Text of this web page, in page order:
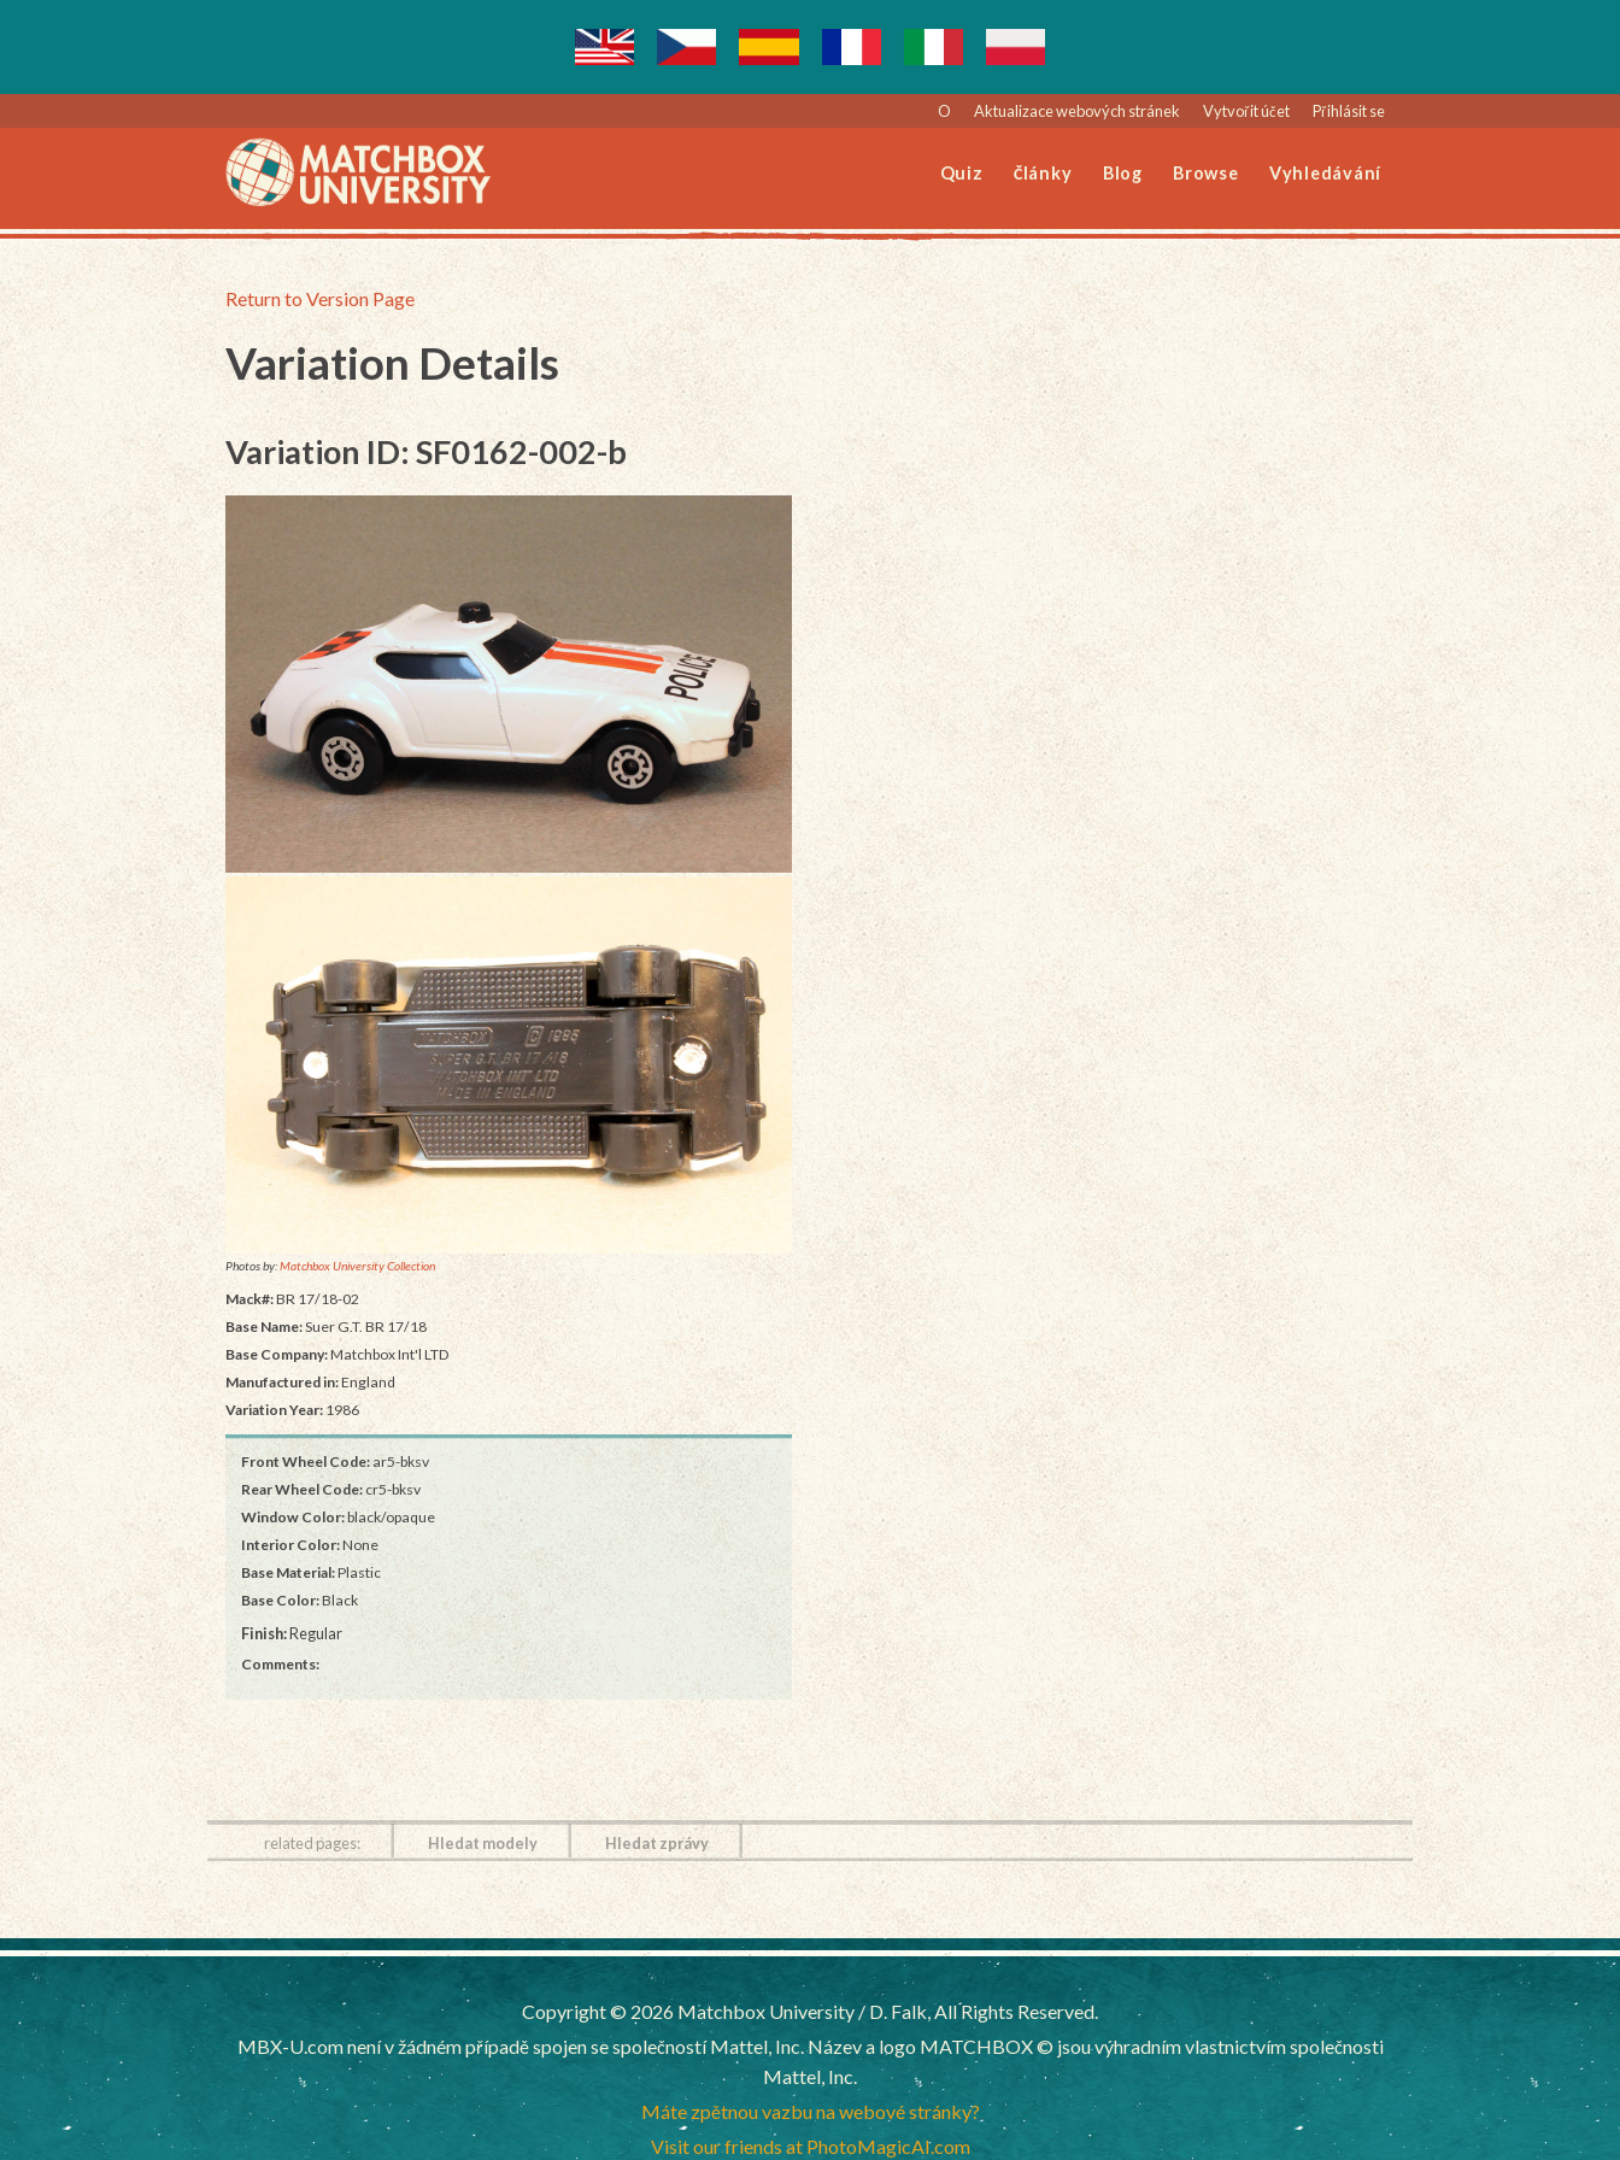
O Aktualizace webových stránek Vytvořit účet Přihlásit se
Quiz Články Blog Browse Vyhledávání
Return to Version Page
Variation Details
Variation ID: SF0162-002-b
Photos by:Matchbox University Collection
Mack#:BR 17/18-02
Base Name:Suer G.T. BR 17/18
Base Company:Matchbox Int'l LTD
Manufactured in:England
Variation Year: 1986
Front Wheel Code:ar5-bksv
Rear Wheel Code:cr5-bksv
Window Color:black/opaque
Interior Color:None
Base Material:Plastic
Base Color:Black
Finish:Regular
Comments:
related pages: Hledat modely Hledat zprávy
Copyright © 2026 Matchbox University / D. Falk, All Rights Reserved.
MBX-U.com není v žádném případě spojen se společností Mattel, Inc. Název a logo MATCHBOX © jsou výhradním vlastnictvím společnosti
Mattel, Inc.
Máte zpětnou vazbu na webové stránky?
Visit our friends at PhotoMagicAI.com